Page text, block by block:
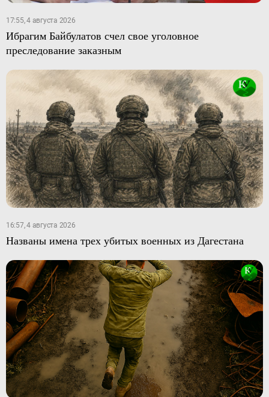
17:55, 4 августа 2026
Ибрагим Байбулатов счел свое уголовное
преследование заказным
16:57, 4 августа 2026
Названы имена трех убитых военных из Дагестана